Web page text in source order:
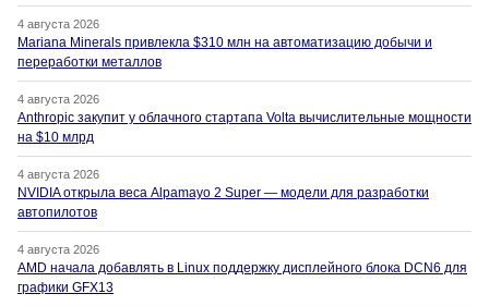
4 августа 2026
Mariana Minerals привлекла $310 млн на автоматизацию добычи и
переработки металлов
4 августа 2026
Anthropic закупит у облачного стартапа Volta вычислительные мощности
на $10 млрд
4 августа 2026
NVIDIA открыла веса Alpamayo 2 Super — модели для разработки
автопилотов
4 августа 2026
AMD начала добавлять в Linux поддержку дисплейного блока DCN6 для
графики GFX13